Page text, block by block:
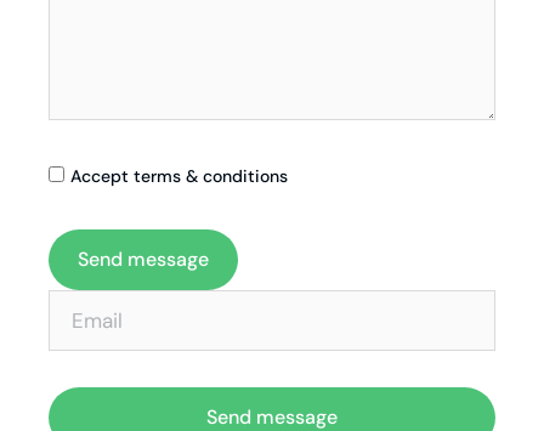
Accept terms & conditions
Send message
Send message